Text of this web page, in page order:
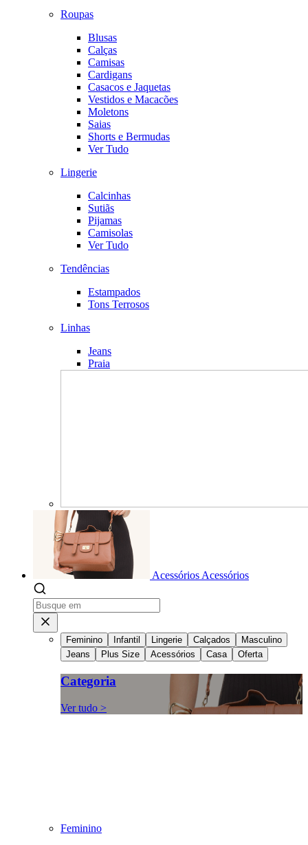
Roupas
Blusas
Calças
Camisas
Cardigans
Casacos e Jaquetas
Vestidos e Macacões
Moletons
Saias
Shorts e Bermudas
Ver Tudo
Lingerie
Calcinhas
Sutiãs
Pijamas
Camisolas
Ver Tudo
Tendências
Estampados
Tons Terrosos
Linhas
Jeans
Praia
Acessórios Acessórios
Feminino Infantil Lingerie Calçados
Masculino
Jeans
Plus Size Acessórios Casa Oferta
Categoria
Ver tudo >
Feminino